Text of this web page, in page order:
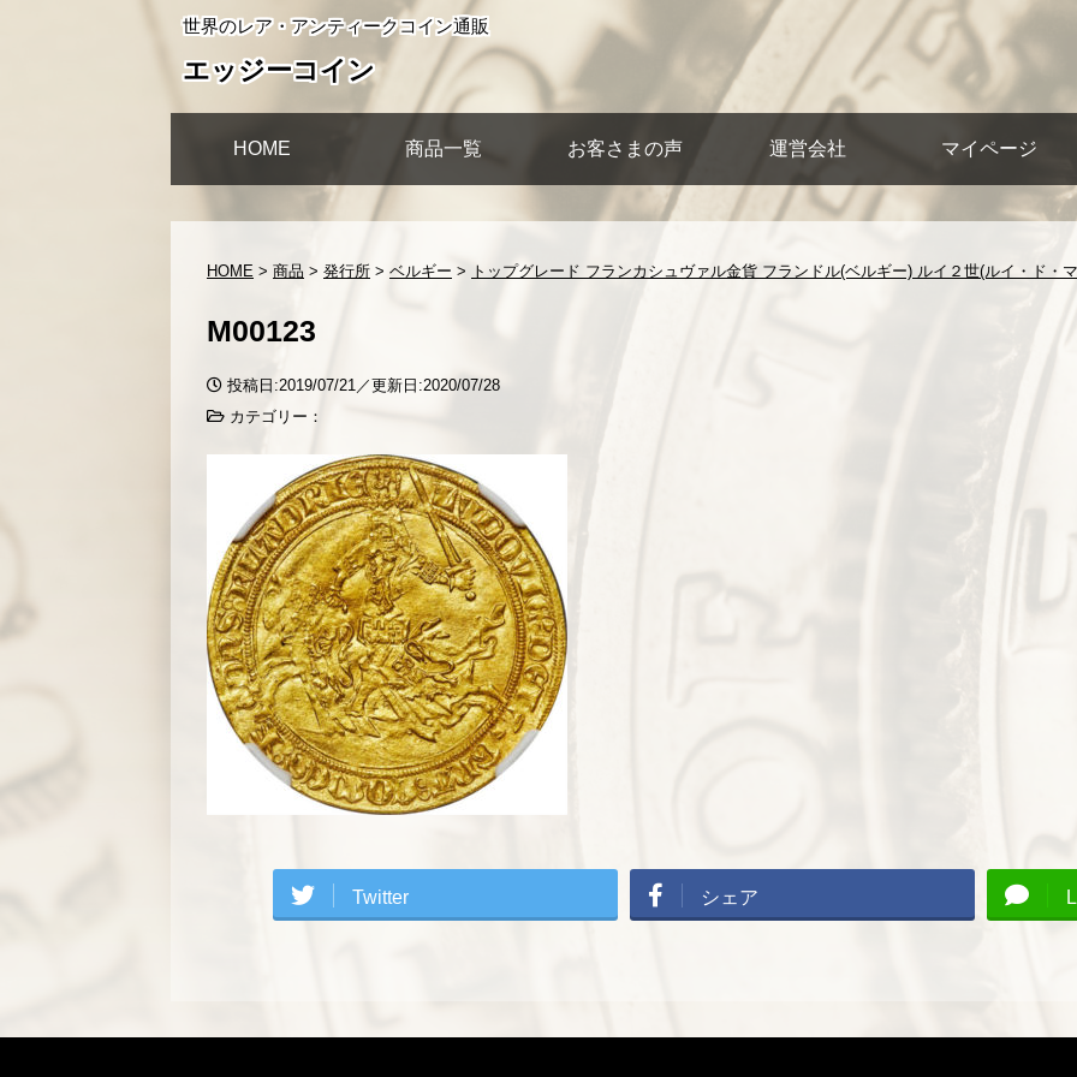
世界のレア・アンティークコイン通販
エッジーコイン
HOME 商品一覧 お客さまの声 運営会社 マイページ
HOME > 商品 > 発行所 > ベルギー > トップグレード フランカシュヴァル金貨 フランドル(ベルギー) ルイ２世(ルイ・ド・
M00123
投稿日:2019/07/21／更新日:2020/07/28
カテゴリー：
Twitter シェア